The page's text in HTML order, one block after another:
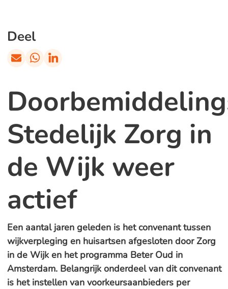
Stedelijk Zorg in
de Wijk weer
actief
Een aantal jaren geleden is het convenant tussen
wijkverpleging en huisartsen afgesloten door Zorg
in de Wijk en het programma Beter Oud in
Amsterdam. Belangrijk onderdeel van dit convenant
is het instellen van voorkeursaanbieders per
Deel